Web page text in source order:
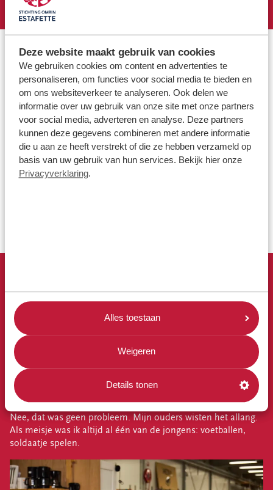
Deze website maakt gebruik van cookies
We gebruiken cookies om content en advertenties te
personaliseren, om functies voor social media te bieden en
om ons websiteverkeer te analyseren. Ook delen we
informatie over uw gebruik van onze site met onze partners
voor social media, adverteren en analyse. Deze partners
kunnen deze gegevens combineren met andere informatie
die u aan ze heeft verstrekt of die ze hebben verzameld op
basis van uw gebruik van hun services. Bekijk hier onze
Privacyverklaring.
Alles toestaan
Weigeren
Details tonen
COME AS YOU ARE
Naast het werk zijn het vooral de collega’s die haar hart
hebben gestolen. “Je mag hier zijn wie je bent. Iedereen heeft
z’n eigen verhaal: come as you are. Ik kan hier gewoon mijn
tatoeages laten zien, mijn piercings. Dit voelt als mijn
familie.”
Over tatoeages gesproken: die vormen een kleurrijke
bloemlezing van haar leven. De allereerste liet ze zetten toen
ze 16 was. “Ik was veel te jong. En mem wist nergens van.
Daarom liet ik een hartje maken met een G erin: van Gerry, zo
Op haar rechterarm vinden we haar liefde voor muziek – van
‘70s-rock tot Guns ’n Roses - terug in de vorm van een
vinylplaat. En op haar schouder de waardevolste: vader Jaap
die haar als klein meisje op het strand van Texel optilt in de
branding. “Vier jaar geleden overleed hij. Zo draag ik hem
toch een beetje bij me.”
Op haar linkerarm staat een ander symbool dat bij haar
hoort: de regenboog. Of de ‘gay-bow’ zoals die zelf
gekscherend noemt. “Op mijn zestiende kwam ik uit de kast.
Nee, dat was geen probleem. Mijn ouders wisten het allang.
Als meisje was ik altijd al één van de jongens: voetballen,
soldaatje spelen.